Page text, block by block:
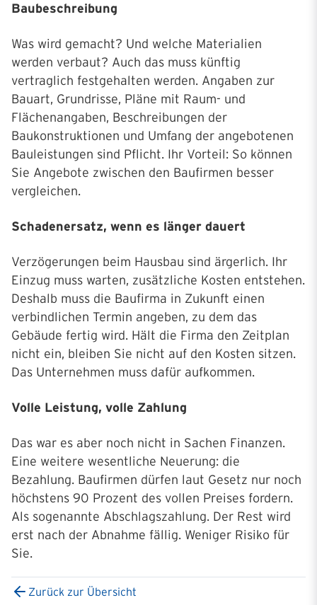
Baubeschreibung
Was wird gemacht? Und welche Materialien
werden verbaut? Auch das muss künftig
vertraglich festgehalten werden. Angaben zur
Bauart, Grundrisse, Pläne mit Raum- und
Flächenangaben, Beschreibungen der
Baukonstruktionen und Umfang der angebotenen
Bauleistungen sind Pflicht. Ihr Vorteil: So können
Sie Angebote zwischen den Baufirmen besser
vergleichen.
Schadenersatz, wenn es länger dauert
Verzögerungen beim Hausbau sind ärgerlich. Ihr
Einzug muss warten, zusätzliche Kosten entstehen.
Deshalb muss die Baufirma in Zukunft einen
verbindlichen Termin angeben, zu dem das
Gebäude fertig wird. Hält die Firma den Zeitplan
nicht ein, bleiben Sie nicht auf den Kosten sitzen.
Das Unternehmen muss dafür aufkommen.
Volle Leistung, volle Zahlung
Das war es aber noch nicht in Sachen Finanzen.
Eine weitere wesentliche Neuerung: die
Bezahlung. Baufirmen dürfen laut Gesetz nur noch
höchstens 90 Prozent des vollen Preises fordern.
Als sogenannte Abschlagszahlung. Der Rest wird
erst nach der Abnahme fällig. Weniger Risiko für
Sie.
Zurück zur Übersicht